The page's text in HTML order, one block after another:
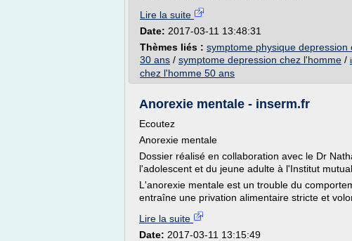
Lire la suite
Date: 2017-03-11 13:48:31
Thèmes liés : symptome physique depression
30 ans / symptome depression chez l'homme /
chez l'homme 50 ans
Anorexie mentale - inserm.fr
Ecoutez
Anorexie mentale
Dossier réalisé en collaboration avec le Dr
l'adolescent et du jeune adulte à l'Institut
L'anorexie mentale est un trouble du
entraîne une privation alimentaire stricte et
Lire la suite
Date: 2017-03-11 13:15:49